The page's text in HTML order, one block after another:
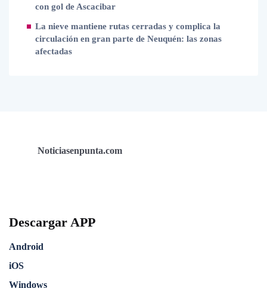
con gol de Ascacibar
La nieve mantiene rutas cerradas y complica la
circulación en gran parte de Neuquén: las zonas
afectadas
Noticiasenpunta.com
Descargar APP
Android
iOS
Windows